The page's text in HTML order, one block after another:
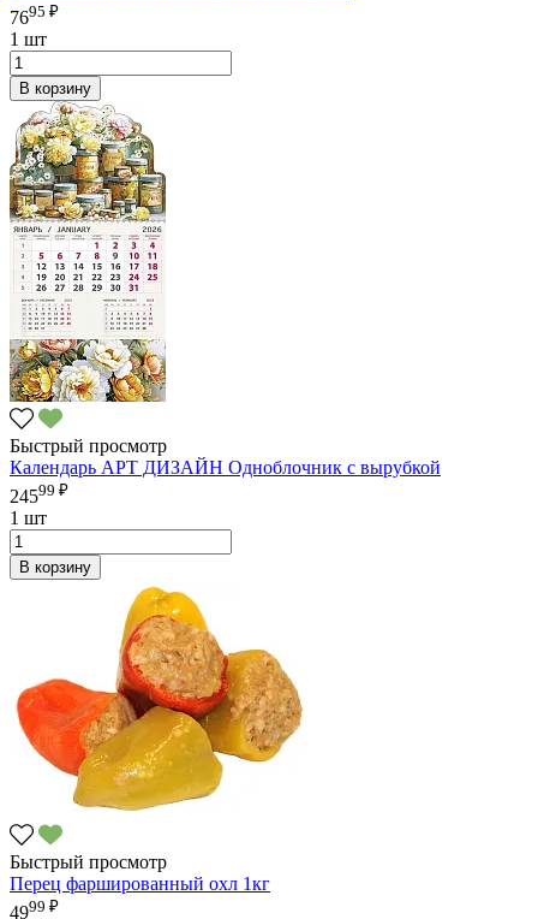
7695 ₽
1 шт
В корзину
Быстрый просмотр
Календарь АРТ ДИЗАЙН Одноблочник с вырубкой
24599 ₽
1 шт
В корзину
Быстрый просмотр
Перец фаршированный охл 1кг
4999 ₽